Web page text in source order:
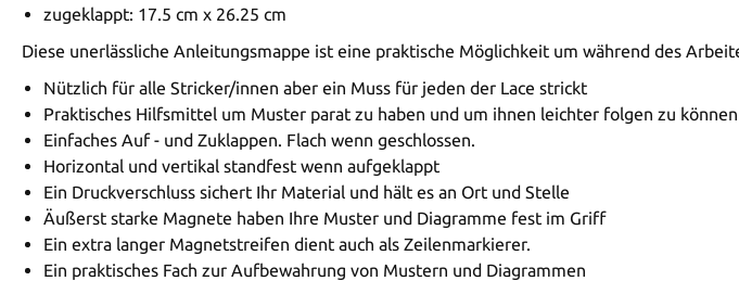
zugeklappt: 17.5 cm x 26.25 cm
Diese unerlässliche Anleitungsmappe ist eine praktische Möglichkeit um während des
Nützlich für alle Stricker/innen aber ein Muss für jeden der Lace strickt
Praktisches Hilfsmittel um Muster parat zu haben und um ihnen leichter folgen zu können
Einfaches Auf - und Zuklappen. Flach wenn geschlossen.
Horizontal und vertikal standfest wenn aufgeklappt
Ein Druckverschluss sichert Ihr Material und hält es an Ort und Stelle
Äußerst starke Magnete haben Ihre Muster und Diagramme fest im Griff
Ein extra langer Magnetstreifen dient auch als Zeilenmarkierer.
Ein praktisches Fach zur Aufbewahrung von Mustern und Diagrammen